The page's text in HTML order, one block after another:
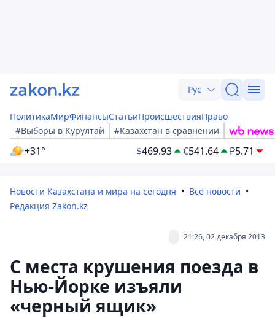
Рус
ПолитикаМирФинансыСтатьиПроисшествияПраво
#Выборы в Курултай
#Казахстан в сравнении
+31° $469.93 €541.64 ₽5.71
Новости Казахстана и мира на сегодня
Все новости
Редакция Zakon.kz
21:26, 02 декабря 2013
С места крушения поезда в
Нью-Йорке изъяли
«черный ящик»